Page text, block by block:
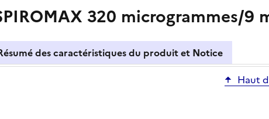
320 microgrammes/
des caractéristiques du produit et Notice
Haut